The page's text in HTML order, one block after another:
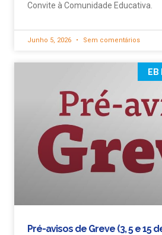
Convite à Comunidade Educativa.
Junho 5, 2026 Sem comentários
Pré-avisos de Greve (3, 5 e 15